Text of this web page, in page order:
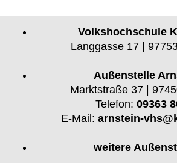
Volkshochschule
Langgasse 17 |
Außenstelle
Marktstraße 37 |
Telefon: 09363
E-Mail: arnstein-
weitere